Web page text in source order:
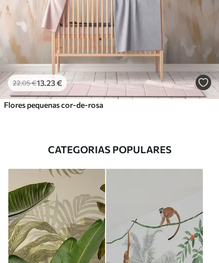
22.05€13 .23€
Flores pequenas cor-de-rosa
CATEGORIAS POPULARES